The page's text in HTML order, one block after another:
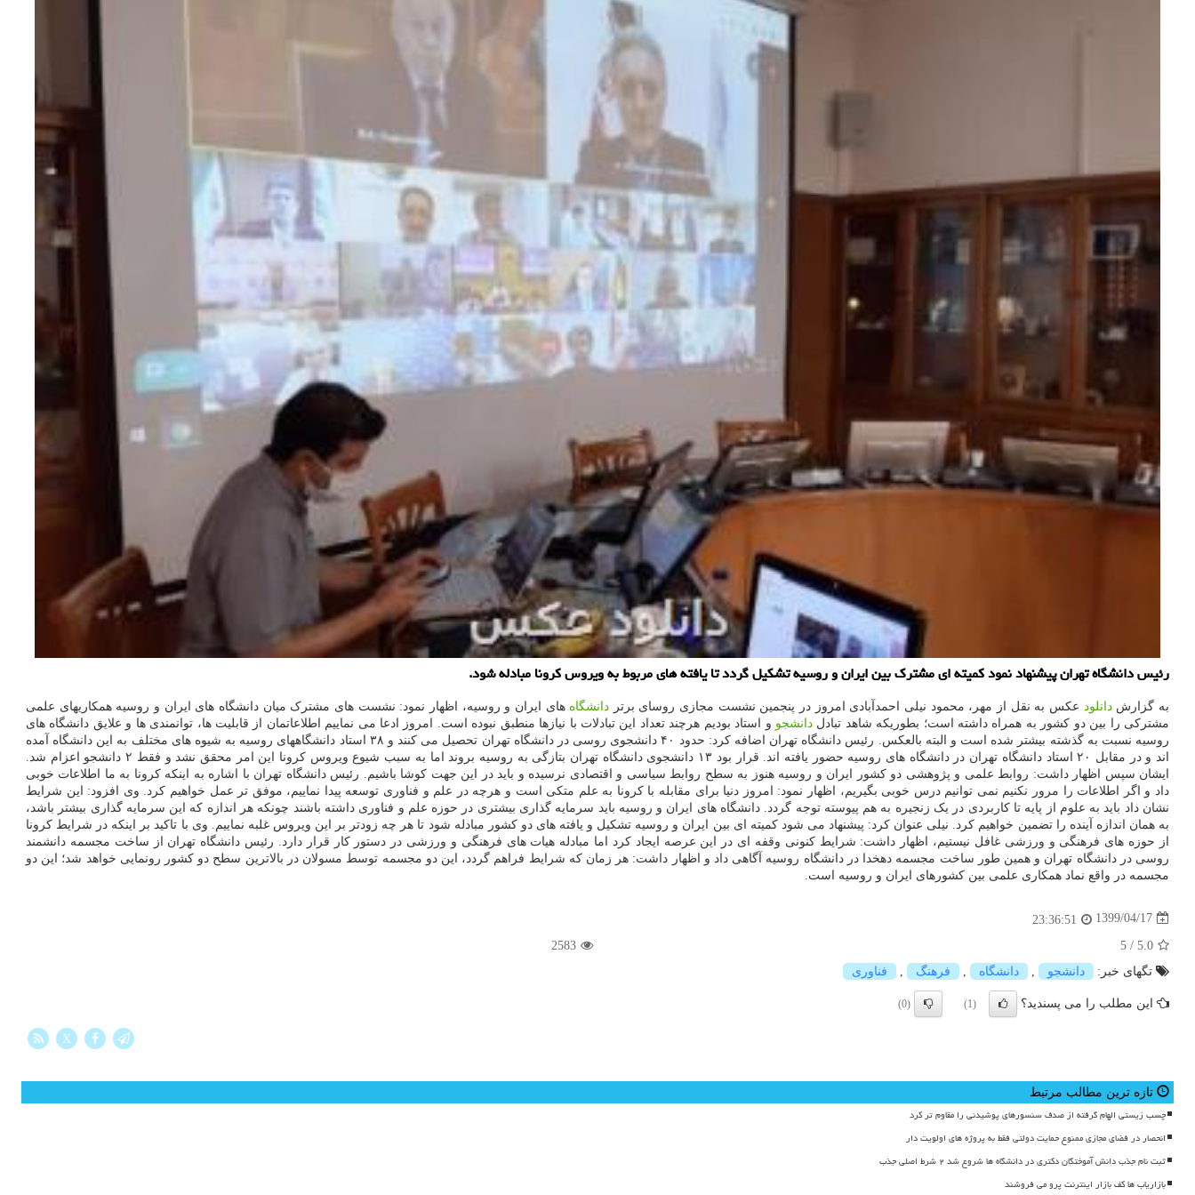
رئیس دانشگاه تهران پیشنهاد نمود كمیته ای مشترك بین ایران و روسیه تشكیل گردد تا یافته های مربوط به ویروس كرونا مبادله شود.
به گزارشدانلود عکس به نقل از مهر، محمود نیلی احمدآبادی امروز در پنجمین نشست مجازی روسای برتر دانشگاه های ایران و روسیه، اظهار نمود: نشست های مشترک میان دانشگاه های ایران و روسیه همکاریهای علمی
مشترکی را بین دو کشور به همراه داشته است؛ بطوریکه شاهد تبادلدانشجو و استاد بودیم هرچند تعداد این تبادلات با نیازها منطبق نبوده است. امروز ادعا می نماییم اطلاعاتمان از قابلیت ها، توانمندی ها و علایق دانشگاه های
روسیه نسبت به گذشته بیشتر شده است و البته بالعکس. رئیس دانشگاه تهران اضافه کرد: حدود ۴۰ دانشجوی روسی در دانشگاه تهران تحصیل می کنند و ۳۸ استاد دانشگاههای روسیه به شیوه های مختلف به این دانشگاه آمده
اند و در مقابل ۲۰ استاد دانشگاه تهران در دانشگاه های روسیه حضور یافته اند. قرار بود ۱۳ دانشجوی دانشگاه تهران بتازگی به روسیه بروند اما به سبب شیوع ویروس کرونا این امر محقق نشد و فقط ۲ دانشجو اعزام شد.
ایشان سپس اظهار داشت: روابط علمی و پژوهشی دو کشور ایران و روسیه هنوز به سطح روابط سیاسی و اقتصادی نرسیده و باید در این جهت کوشا باشیم. رئیس دانشگاه تهران با اشاره به اینکه کرونا به ما اطلاعات خوبی
داد و اگر اطلاعات را مرور نکنیم نمی توانیم درس خوبی بگیریم، اظهار نمود: امروز دنیا برای مقابله با کرونا به علم متکی است و هرچه در علم و فناوری توسعه پیدا نماییم، موفق تر عمل خواهیم کرد. وی افزود: این شرایط
نشان داد باید به علوم از پایه تا کاربردی در یک زنجیره به هم پیوسته توجه گردد. دانشگاه های ایران و روسیه باید سرمایه گذاری بیشتری در حوزه علم و فناوری داشته باشند چونکه هر اندازه که این سرمایه گذاری بیشتر باشد،
به همان اندازه آینده را تضمین خواهیم کرد. نیلی عنوان کرد: پیشنهاد می شود کمیته ای بین ایران و روسیه تشکیل و یافته های دو کشور مبادله شود تا هر چه زودتر بر این ویروس غلبه نماییم. وی با تاکید بر اینکه در شرایط کرونا
از حوزه های فرهنگی و ورزشی غافل نیستیم، اظهار داشت: شرایط کنونی وقفه ای در این عرصه ایجاد کرد اما مبادله هیات های فرهنگی و ورزشی در دستور کار قرار دارد. رئیس دانشگاه تهران از ساخت مجسمه دانشمند
روسی در دانشگاه تهران و همین طور ساخت مجسمه دهخدا در دانشگاه روسیه آگاهی داد و اظهار داشت: هر زمان که شرایط فراهم گردد، این دو مجسمه توسط مسولان در بالاترین سطح دو کشور رونمایی خواهد شد؛ این دو
مجسمه در واقع نماد همکاری علمی بین کشورهای ایران و روسیه است.
1399/04/17
23:36:51
5.0
/
5
2583
تگهای خبر:
دانشجو دانشگاه فرهنگ فناوری
این مطلب را می پسندید؟ (1)
(0)
X
تازه ترین مطالب مرتبط
چسب زیستی الهام گرفته از صدف سنسورهای پوشیدنی را مقاوم تر کرد
انحصار در فضای مجازی ممنوع حمایت دولتی فقط به پروژه های اولویت دار
ثبت نام جذب دانش آموختگان دکتری در دانشگاه ها شروع شد ۲ شرط اصلی جذب
بازاریاب ها کف بازار اینترنت پرو می فروشند